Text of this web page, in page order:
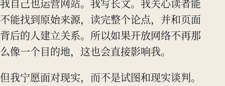
我自己也运营网站。我写长文。我关心读者能
不能找到原始来源，读完整个论点，并和页面
背后的人建立关系。所以如果开放网络不再那
么像一个目的地，这也会直接影响我。
但我宁愿面对现实，而不是试图和现实谈判。